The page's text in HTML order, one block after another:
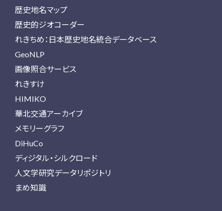
歴史地名マップ
歴史的ジオコーダー
れきちめ：日本歴史地名統合データベース
GeoNLP
画像照合サービス
れきすけ
HIMIKO
華北交通アーカイブ
メモリーグラフ
DiHuCo
ディジタル・シルクロード
人文学研究データリポジトリ
まめ知識